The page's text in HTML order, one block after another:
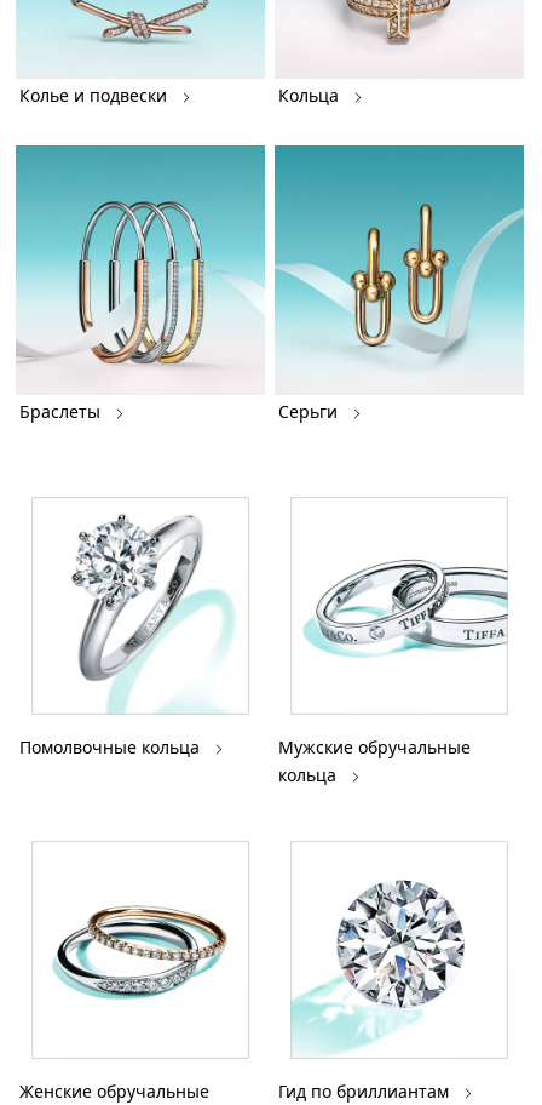
Колье и подвески Кольца
Браслеты Серьги
Помолвочные кольца
Мужские обручальные
кольца
Женские обручальные
Гид по бриллиантам